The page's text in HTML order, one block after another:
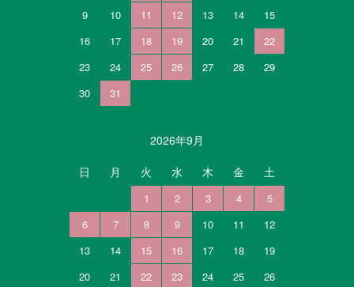
9
10 11 12 13 14
15
16
17 18 19 20 21
22
23
24 25 26 27 28
29
30
31
2026年9月
日
月 火 水 木 金 土
1 2 3 4
5
6
7 8 9 10 11
12
13
14 15 16 17 18
19
20
21 22 23 24 25
26